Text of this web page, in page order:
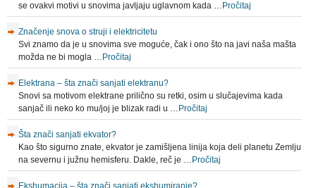
se ovakvi motivi u snovima javljaju uglavnom kada … Pročitaj
Značenje snova o struji i elektricitetu
Svi znamo da je u snovima sve moguće, čak i ono što na javi naša mašta
možda ne bi mogla … Pročitaj
Elektrana – šta znači sanjati elektranu?
Snovi sa motivom elektrane prilično su retki, osim u slučajevima kada
sanjač ili neko ko mu/joj je blizak radi u … Pročitaj
Šta znači sanjati ekvator?
Kao što sigurno znate, ekvator je zamišljena linija koja deli planetu Zemlju
na severnu i južnu hemisferu. Dakle, reč je … Pročitaj